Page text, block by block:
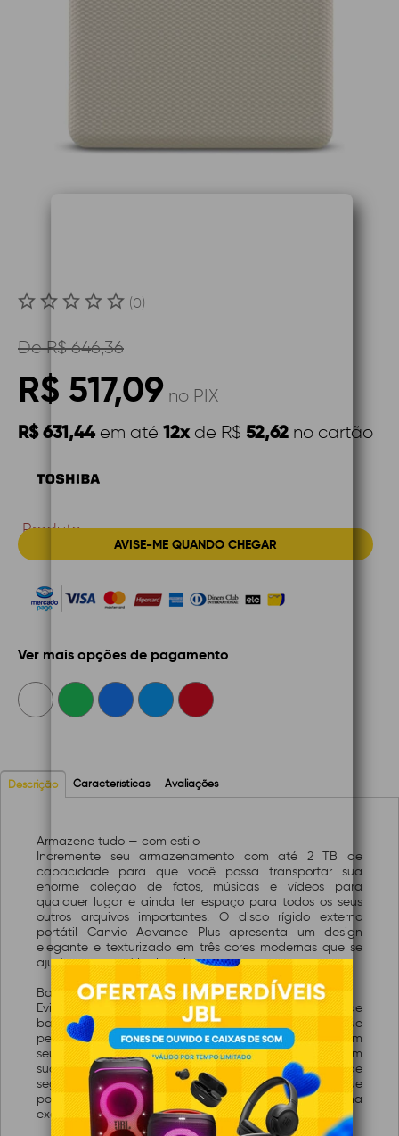
(0)
DeR$ 646,36
R$ 517,09 no PIX
R$ 631,44 em até 12xde R$ 52,62 no cartão
AVISE-ME QUANDO CHEGAR
Produto
Ver mais opções de pagamento
Descrição Características Avaliações
Armazene tudo — com estilo
Incremente seu armazenamento com até 2 TB de
capacidade para que você possa transportar sua
enorme coleção de fotos, músicas e vídeos para
qualquer lugar e ainda ter espaço para todos os seus
outros arquivos importantes. O disco rígido externo
portátil Canvio Advance Plus apresenta um design
elegante e texturizado em três cores modernas que se
ajusta ao seu estilo de vida.
Backup automático e proteção por senha
Evite perder conteúdos valiosos com o software de
backup de armazenamento Toshiba já incluído* que
permite agendar o seu backup automaticamente em
seu PC. Evite que usuários não autorizados acessem
suas informações pessoais com o software de
segurança de armazenamento Toshiba já incluído* que
possibilita proteger seu disco rígido com uma senha
exclusiva.